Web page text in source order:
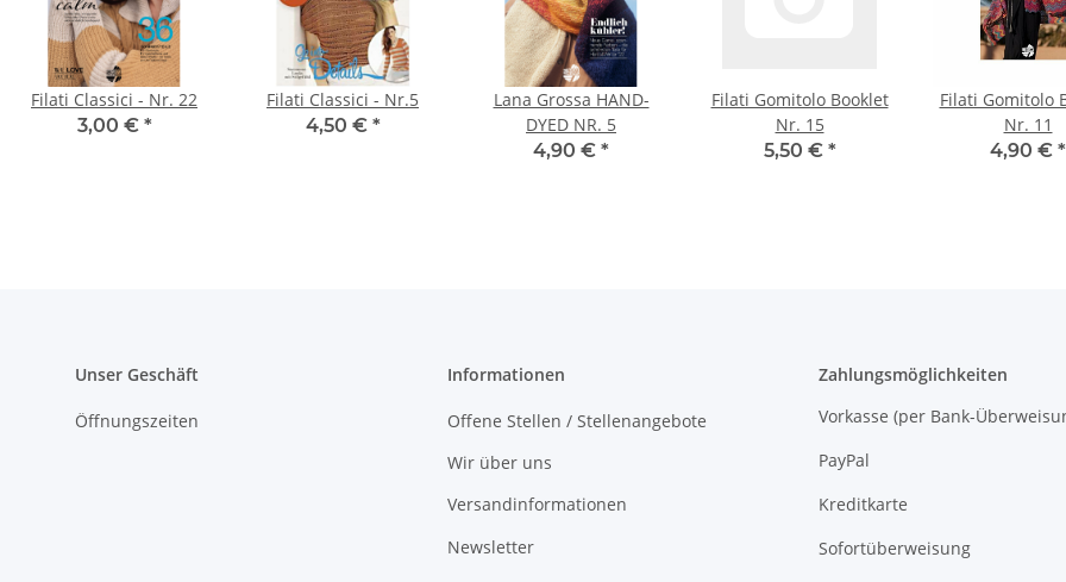
Filati Classici - Nr. 22
3,00 € *
Filati Classici - Nr.5
4,50 € *
Lana Grossa HAND-
DYED NR. 5
4,90 € *
Filati Gomitolo Booklet
Nr. 15
5,50 € *
Filati Gomitolo
Nr. 11
4,90 € *
Unser Geschäft
Öffnungszeiten
Informationen
Offene Stellen / Stellenangebote
Wir über uns
Versandinformationen
Newsletter
Zahlungsmöglichkeiten
Vorkasse (per Bank-
PayPal
Kreditkarte
Sofortüberweisung